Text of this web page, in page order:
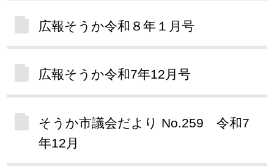
広報そうか令和８年１月号
広報そうか令和7年12月号
そうか市議会だより No.259 令和7
年12月